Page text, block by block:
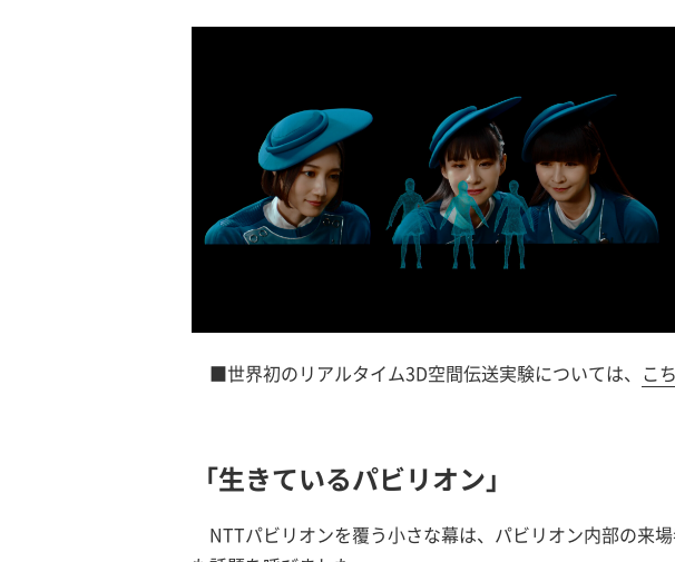
■世界初のリアルタイム3D空間伝送実験については、 こ
「生きているパビリオン」
NTTパビリオンを覆う小さな幕は、パビリオン内部の来